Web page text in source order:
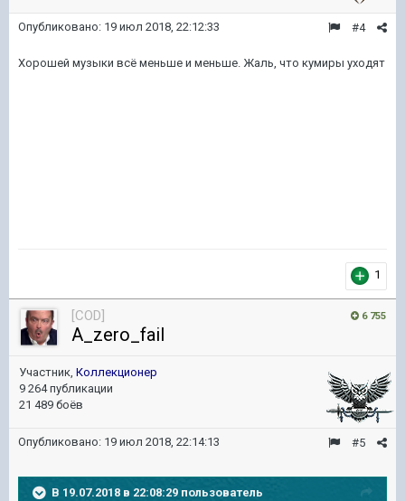
#4
Опубликовано: 19 июл 2018, 22:12:33
Хорошей музыки всё меньше и меньше. Жаль, что кумиры уходят
1
6 755
[COD]
A_zero_fail
Участник, Коллекционер
9 264 публикации
21 489 боёв
#5
Опубликовано: 19 июл 2018, 22:14:13
В 19.07.2018 в 22:08:29 пользователь